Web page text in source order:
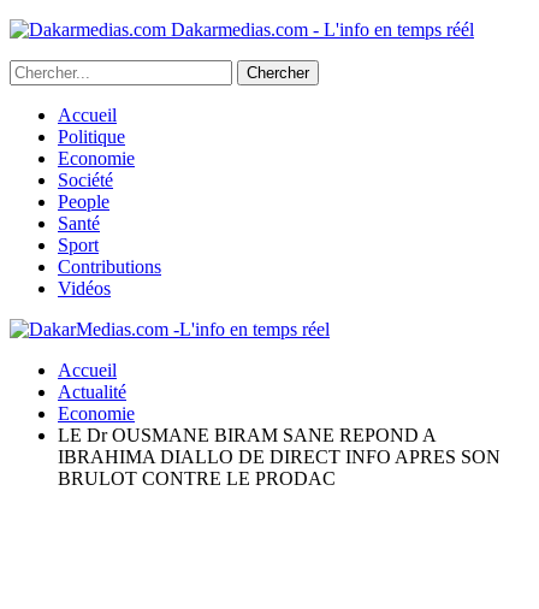
Dakarmedias.com - L'info en temps réél
Accueil
Politique
Economie
Société
People
Santé
Sport
Contributions
Vidéos
Accueil
Actualité
Economie
LE Dr OUSMANE BIRAM SANE REPOND A
IBRAHIMA DIALLO DE DIRECT INFO APRES SON
BRULOT CONTRE LE PRODAC